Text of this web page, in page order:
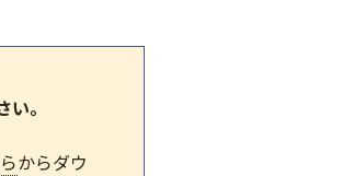
。
からダウ